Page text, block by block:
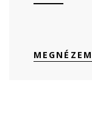
MEGNÉZEM